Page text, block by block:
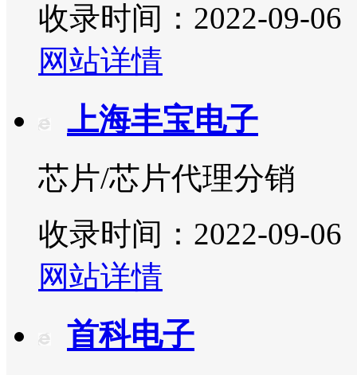
收录时间：2022-09-06
网站详情
上海丰宝电子
芯片/芯片代理分销
收录时间：2022-09-06
网站详情
首科电子